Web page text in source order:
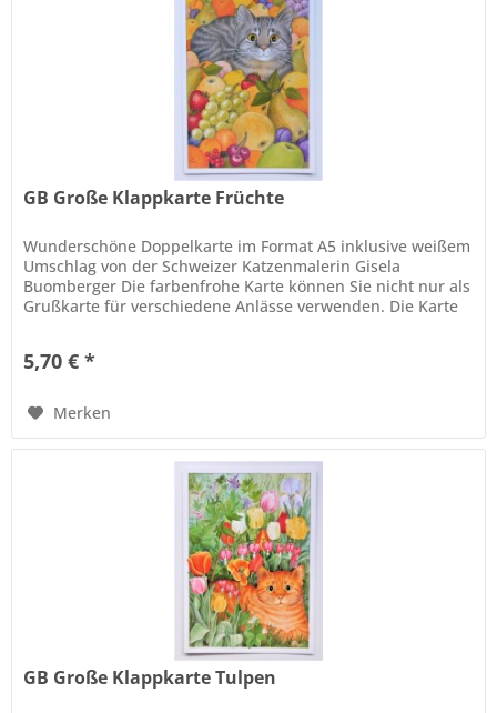
GB Große Klappkarte Früchte
Wunderschöne Doppelkarte im Format A5 inklusive weißem
Umschlag von der Schweizer Katzenmalerin Gisela
Buomberger Die farbenfrohe Karte können Sie nicht nur als
Grußkarte für verschiedene Anlässe verwenden. Die Karte
5,70 € *
Merken
GB Große Klappkarte Tulpen